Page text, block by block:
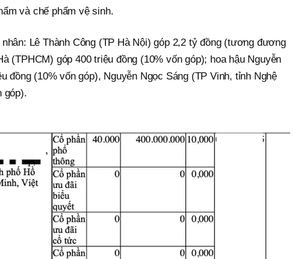
và chế phẩm vệ sinh.
Lê Thành Công (TP Hà Nội) góp 2,2 tỷ đồng (tương đương
(TPHCM) góp 400 triệu đồng (10% vốn góp); hoa hậu Nguyễn
đồng (10% vốn góp), Nguyễn Ngọc Sáng (TP Vinh, tỉnh Nghệ
góp).